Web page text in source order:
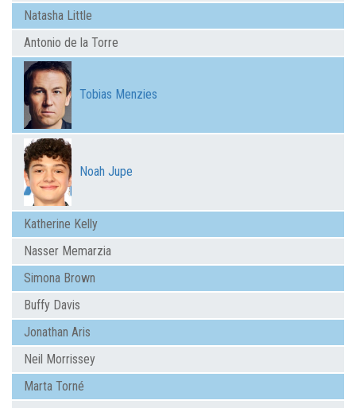
Natasha Little
Antonio de la Torre
Tobias Menzies
Noah Jupe
Katherine Kelly
Nasser Memarzia
Simona Brown
Buffy Davis
Jonathan Aris
Neil Morrissey
Marta Torné